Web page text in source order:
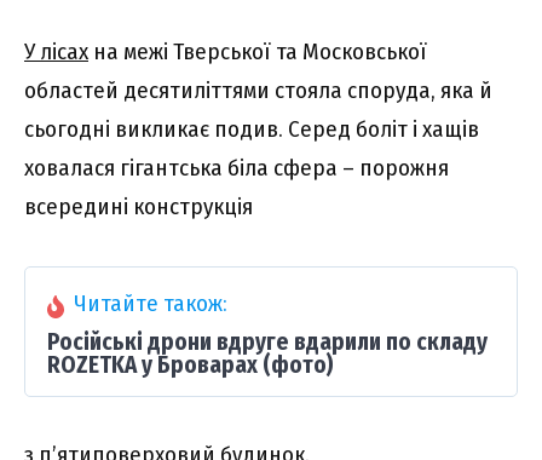
У лісах на межі Тверської та Московської
областей десятиліттями стояла споруда, яка й
сьогодні викликає подив. Серед боліт і хащів
ховалася гігантська біла сфера – порожня
всередині конструкція
Читайте також:
Російські дрони вдруге вдарили по складу
ROZETKA у Броварах (фото)